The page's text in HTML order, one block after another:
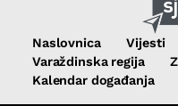
Naslovnica Vijesti
Varaždinska regija
Kalendar događanja